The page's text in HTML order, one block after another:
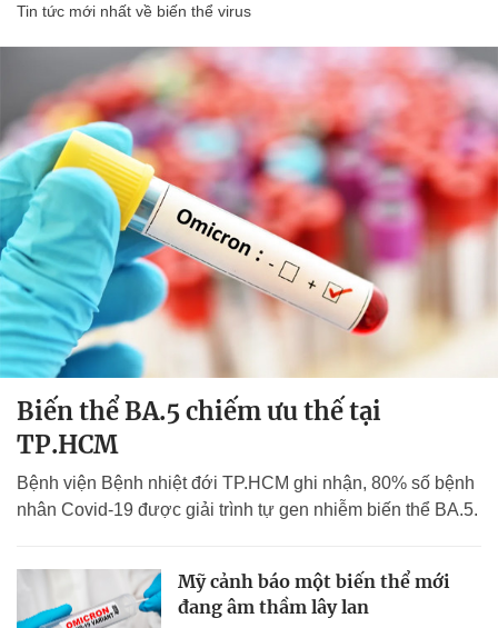
Tin tức mới nhất về biến thể virus
Biến thể BA.5 chiếm ưu thế tại
TP.HCM
Bệnh viện Bệnh nhiệt đới TP.HCM ghi nhận, 80% số bệnh
nhân Covid-19 được giải trình tự gen nhiễm biến thể BA.5.
Mỹ cảnh báo một biến thể mới
đang âm thầm lây lan